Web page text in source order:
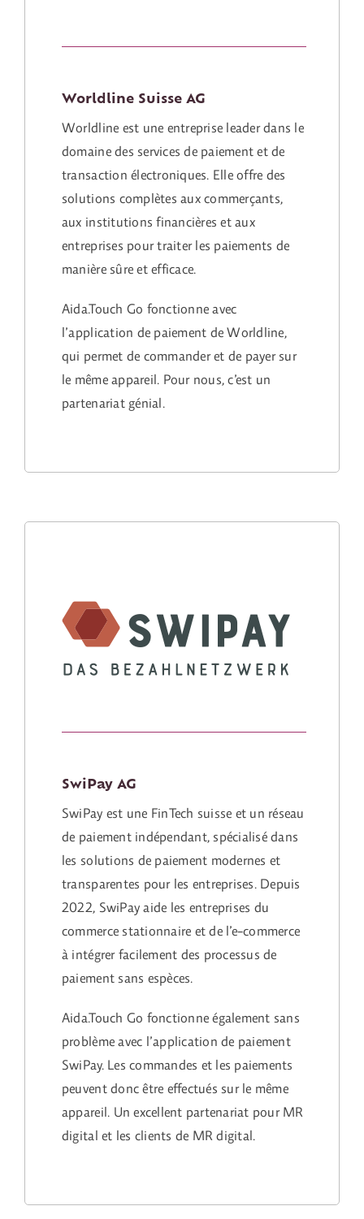
Worldline Suisse AG
Worldline est une entreprise leader dans le
domaine des services de paiement et de
transaction électroniques. Elle offre des
solutions complètes aux commerçants,
aux institutions financières et aux
entreprises pour traiter les paiements de
manière sûre et efficace.
Aida.Touch Go fonctionne avec
l’application de paiement de Worldline,
qui permet de commander et de payer sur
le même appareil. Pour nous, c’est un
partenariat génial.
SwiPay AG
SwiPay est une FinTech suisse et un réseau
de paiement indépendant, spécialisé dans
les solutions de paiement modernes et
transparentes pour les entreprises. Depuis
2022, SwiPay aide les entreprises du
commerce stationnaire et de l’e-commerce
à intégrer facilement des processus de
paiement sans espèces.
Aida.Touch Go fonctionne également sans
problème avec l’application de paiement
SwiPay. Les commandes et les paiements
peuvent donc être effectués sur le même
appareil. Un excellent partenariat pour MR
digital et les clients de MR digital.